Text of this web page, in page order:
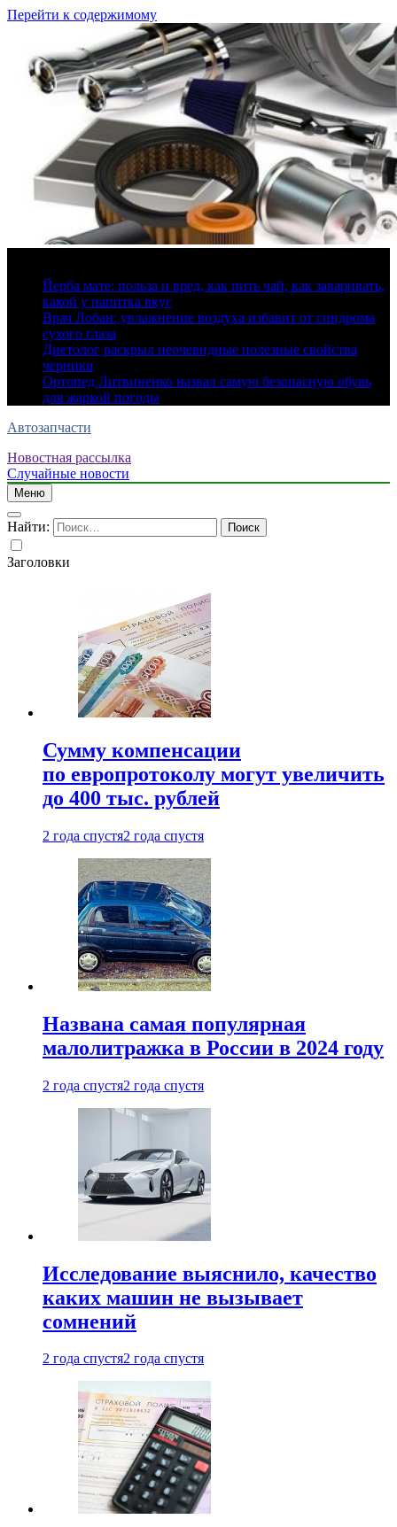
Перейти к содержимому
Йерба мате: польза и вред, как пить чай, как заваривать,
какой у напитка вкус
Врач Лобан: увлажнение воздуха избавит от синдрома
сухого глаза
Диетолог раскрыл неочевидные полезные свойства
черники
Ортопед Литвиненко назвал самую безопасную обувь
для жаркой погоды
Автозапчасти
Новостная рассылка
Случайные новости
Меню
Найти:
Заголовки
Сумму компенсации
по европротоколу могут увеличить
до 400 тыс. рублей
2 года спустя2 года спустя
Названа самая популярная
малолитражка в России в 2024 году
2 года спустя2 года спустя
Исследование выяснило, качество
каких машин не вызывает
сомнений
2 года спустя2 года спустя